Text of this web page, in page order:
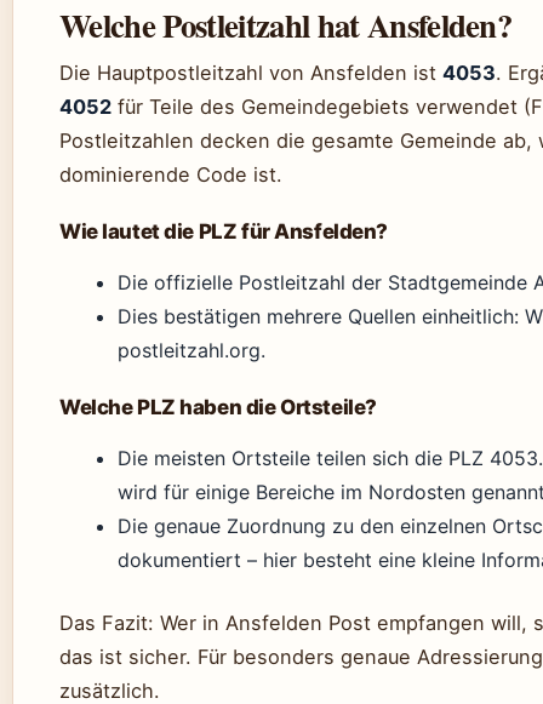
Welche Postleitzahl hat Ansfelden?
Die Hauptpostleitzahl von Ansfelden ist 4053.
4052 für Teile des Gemeindegebiets verwendet
Postleitzahlen decken die gesamte Gemeinde ab,
dominierende Code ist.
Wie lautet die PLZ für Ansfelden?
Die offizielle Postleitzahl der Stadtgemeinde
Dies bestätigen mehrere Quellen einheitlich:
postleitzahl.org.
Welche PLZ haben die Ortsteile?
Die meisten Ortsteile teilen sich die PLZ
wird für einige Bereiche im Nordosten
Die genaue Zuordnung zu den einzelnen
dokumentiert – hier besteht eine kleine
Das Fazit: Wer in Ansfelden Post empfangen will,
das ist sicher. Für besonders genaue
zusätzlich.